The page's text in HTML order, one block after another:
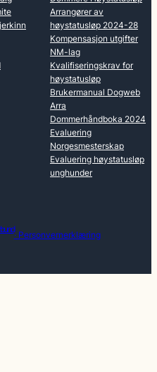
Arrangører av
høystatusløp 2024-28
Kompensasjon utgifter
NM-lag
Kvalifiseringskrav for
høystatusløp
Brukermanual Dogweb
Arra
Dommerhåndboka 2024
Evaluering
Norgesmesterskap
Evaluering høystatusløp
unghunder
· Personvernerklæring